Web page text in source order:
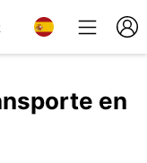
en